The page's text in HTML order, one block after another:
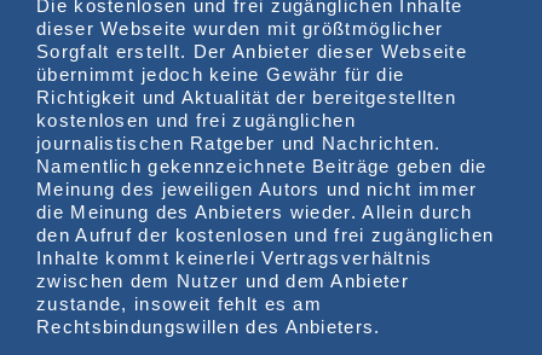
Die kostenlosen und frei zugänglichen Inhalte
dieser Webseite wurden mit größtmöglicher
Sorgfalt erstellt. Der Anbieter dieser Webseite
übernimmt jedoch keine Gewähr für die
Richtigkeit und Aktualität der bereitgestellten
kostenlosen und frei zugänglichen
journalistischen Ratgeber und Nachrichten.
Namentlich gekennzeichnete Beiträge geben die
Meinung des jeweiligen Autors und nicht immer
die Meinung des Anbieters wieder. Allein durch
den Aufruf der kostenlosen und frei zugänglichen
Inhalte kommt keinerlei Vertragsverhältnis
zwischen dem Nutzer und dem Anbieter
zustande, insoweit fehlt es am
Rechtsbindungswillen des Anbieters.